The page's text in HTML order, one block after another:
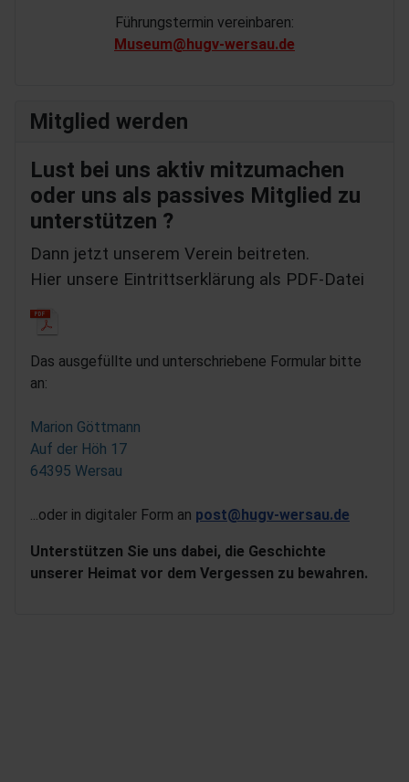
Führungstermin vereinbaren:
Museum@hugv-wersau.de
Mitglied werden
Lust bei uns aktiv mitzumachen
oder uns als passives Mitglied zu
unterstützen ?
Dann jetzt unserem Verein beitreten.
Hier unsere Eintrittserklärung als PDF-Datei
Das ausgefüllte und unterschriebene Formular bitte
an:
Marion Göttmann
Auf der Höh 17
64395 Wersau
...oder in digitaler Form an post@hugv-wersau.de
Unterstützen Sie uns dabei, die Geschichte
unserer Heimat vor dem Vergessen zu bewahren.